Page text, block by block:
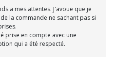
a mes attentes. J'avoue que je
la commande ne sachant pas si
prise en compte avec une
qui a été respecté.